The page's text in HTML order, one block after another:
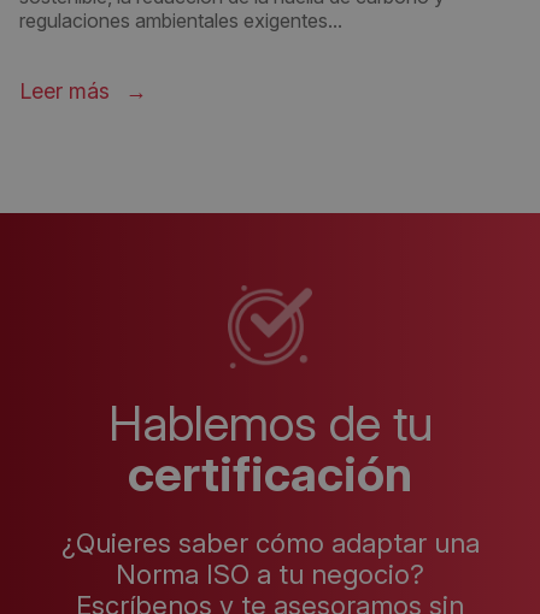
regulaciones ambientales exigentes...
Leer más
Hablemos de tu
certificación
¿Quieres saber cómo adaptar una
Norma ISO a tu negocio?
Escríbenos y te asesoramos sin